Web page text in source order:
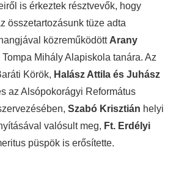
is érkeztek résztvevők, hogy
összetartozásunk tüze adta
közreműködött Arany
Mihály Alapiskola tanára. Az
Körök, Halász Attila és Juhász
az Alsópokorágyi Református
Szabó Krisztián helyi
valósult meg, Ft. Erdélyi
püspök is erősítette.